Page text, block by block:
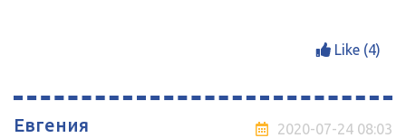
Like (4)
Евгения
2020-07-24 08:03